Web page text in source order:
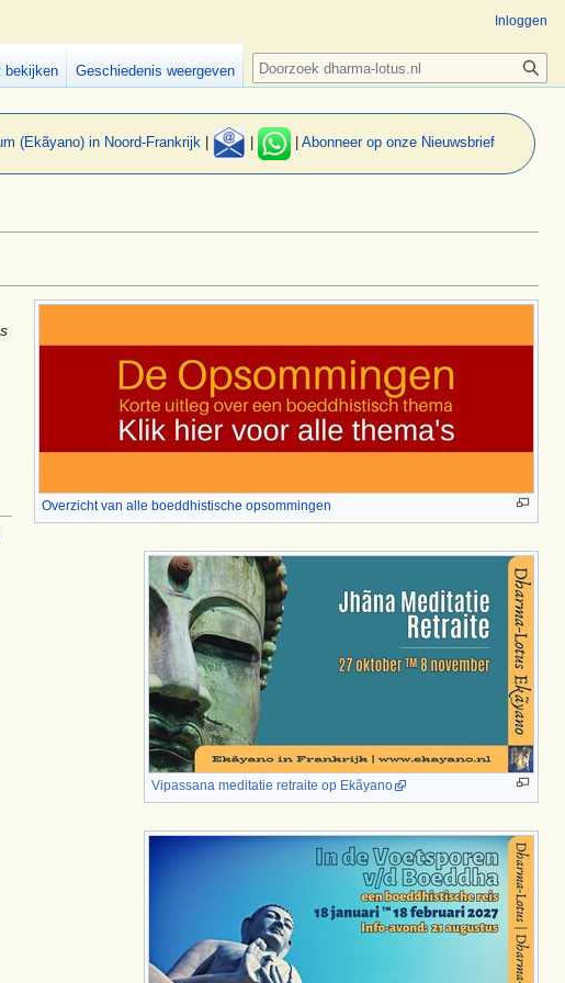
(Ekãyano) in Noord-Frankrijk Abonneer op onze Nieuwsbrief
Overzicht van alle boeddhistische opsommingen
Vipassana meditatie retraite op Ekãyano
Inloggen
bekijken Geschiedenis weergeven Zoeken